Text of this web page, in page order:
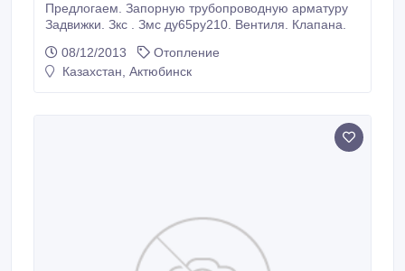
Предлогаем. Запорную трубопроводную арматуру
Задвижки. Зкс . Змс ду65ру210. Вентиля. Клапана.
08/12/2013
Отопление
Казахстан, Актюбинск